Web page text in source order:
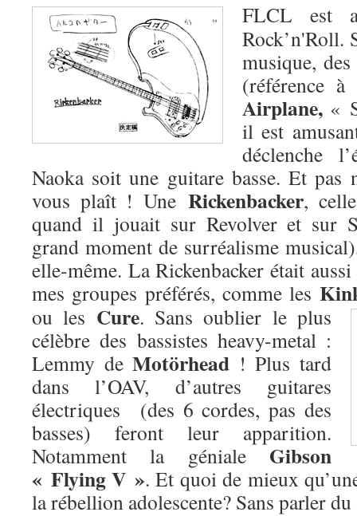
FLCL est
Rock’n'Roll.
musique,
(référence
Airplane, «
il est
déclenche
Naoka soit une guitare basse. Et pas
vous plaît ! Une Rickenbacker,
quand il jouait sur Revolver et sur
grand moment de surréalisme
elle-même. La Rickenbacker était
mes groupes préférés, comme les
ou les Cure. Sans oublier le plus
célèbre des bassistes heavy-metal :
Lemmy deMotörhead ! Plus tard
dans l’OAV, d’autres guitares
électriques (des 6 cordes, pas des
basses) feront leur apparition.
Notamment la géniale Gibson
« Flying V ». Et quoi de mieux
la rébellion adolescente? Sans parler